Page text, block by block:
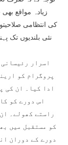
زیادہ مواقع
کی انتظامی
نئی بلندیوں تک
پروگرام کو
ادا کیا۔ ان کی
اس دورے کو
راستے کھولے۔
کو مستقبل میں
دورے کے دوران